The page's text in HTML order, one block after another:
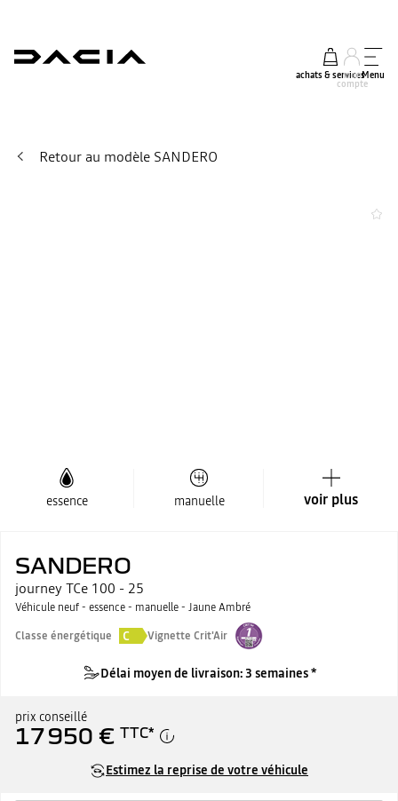
achats & services
mon
compte
Menu
Retour au modèle SANDERO
essence manuelle voir plus
SANDERO
journey TCe 100 - 25
Véhicule neuf - essence - manuelle - Jaune Ambré
Classe énergétique
C Vignette Crit'Air
Délai moyen de livraison: 3 semaines *
prix conseillé
17 950 € TTC*
Estimez la reprise de votre véhicule